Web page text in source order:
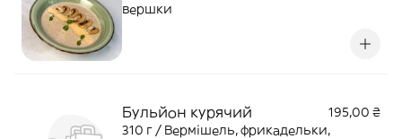
вершки
Бульйон курячий
195,00 ₴
310 г / Вермішель, фрикадельки,